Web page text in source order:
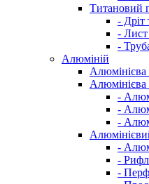
Титановий
- Дріт
-
-
Алюміній
Алюмінієва
Алюмінієва
-
-
-
-
-
-